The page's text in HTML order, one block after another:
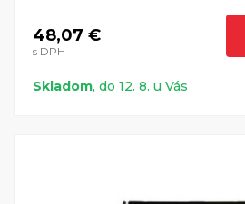
48,07 €
s DPH
Skladom, do 12. 8. u Vás